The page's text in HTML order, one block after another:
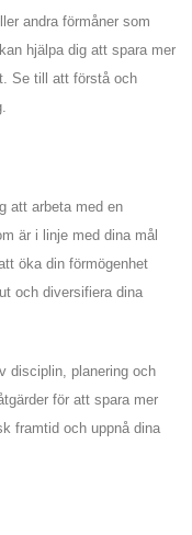
andra förmåner som
hjälpa dig att spara mer
Se till att förstå och
att arbeta med en
är i linje med dina mål
öka din förmögenhet
och diversifiera dina
disciplin, planering och
för att spara mer
framtid och uppnå dina